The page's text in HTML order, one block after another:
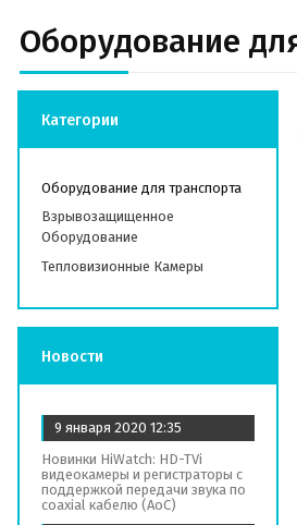
Оборудование
Категории
Оборудование для транспорта
Взрывозащищенное
Оборудование
Тепловизионные Камеры
Новости
9 января 2020 12:35
Новинки HiWatch: HD-TVi
видеокамеры и регистраторы с
поддержкой передачи звука по
coaxial кабелю (AoC)